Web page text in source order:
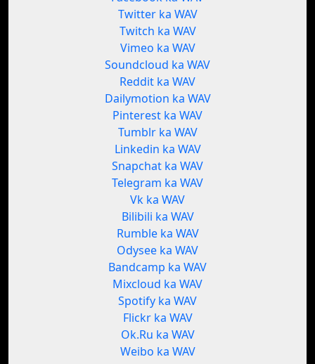
Twitter ka WAV
Twitch ka WAV
Vimeo ka WAV
Soundcloud ka WAV
Reddit ka WAV
Dailymotion ka WAV
Pinterest ka WAV
Tumblr ka WAV
Linkedin ka WAV
Snapchat ka WAV
Telegram ka WAV
Vk ka WAV
Bilibili ka WAV
Rumble ka WAV
Odysee ka WAV
Bandcamp ka WAV
Mixcloud ka WAV
Spotify ka WAV
Flickr ka WAV
Ok.Ru ka WAV
Weibo ka WAV